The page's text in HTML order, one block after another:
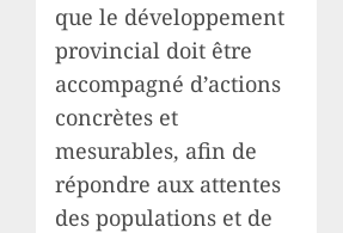
que le développement
provincial doit être
accompagné d’actions
concrètes et
mesurables, afin de
répondre aux attentes
des populations et de